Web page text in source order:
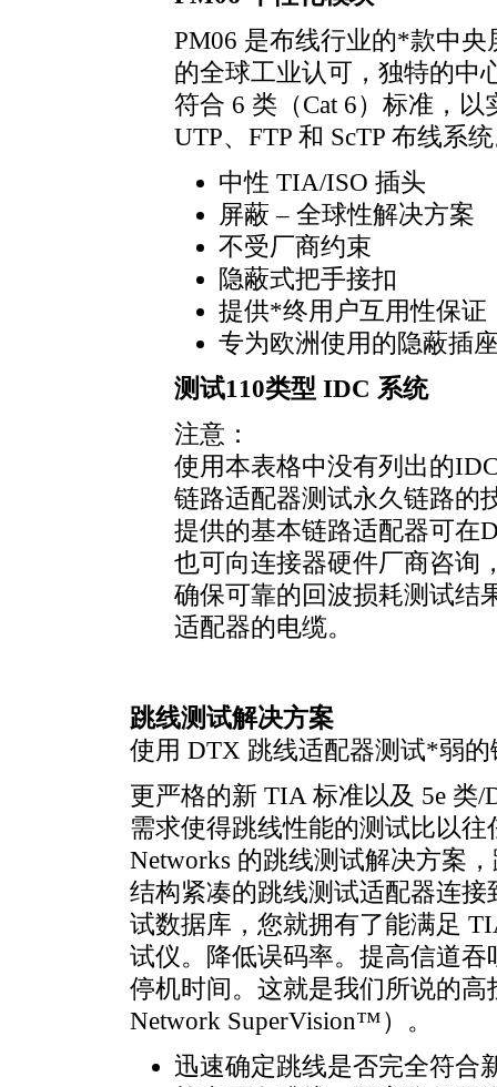
PM06 是布线行业的*款中央
的全球工业认可，独特的中
符合 6 类（Cat 6）标准，
UTP、FTP 和 ScTP 布线系
中性 TIA/ISO 插头
屏蔽 – 全球性解决方案
不受厂商约束
隐蔽式把手接扣
提供*终用户互用性保证
专为欧洲使用的隐蔽插
测试110类型 IDC 系统
注意：
使用本表格中没有列出的
链路适配器测试永久链路的
提供的基本链路适配器可在
也可向连接器硬件厂商咨询
确保可靠的回波损耗测试结
适配器的电缆。
跳线测试解决方案
使用 DTX 跳线适配器测试*弱的
更严格的新 TIA 标准以及 5e 类/
需求使得跳线性能的测试比以
Networks 的跳线测试解决方案
结构紧凑的跳线测试适配器连
试数据库，您就拥有了能满足
试仪。降低误码率。提高信道
停机时间。这就是我们所说的
Network SuperVision™）。
迅速确定跳线是否完全符合